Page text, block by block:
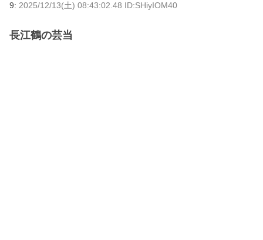
9: 2025/12/13(土) 08:43:02.48 ID:SHiyIOM40
長江鶴の芸当